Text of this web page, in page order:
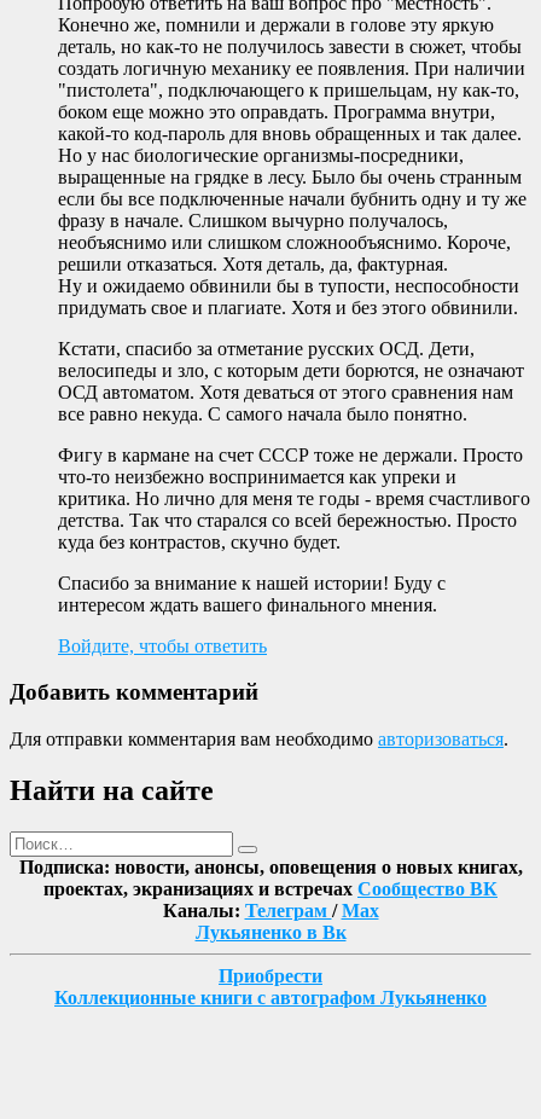
Конечно же, помнили и держали в голове эту яркую
деталь, но как-то не получилось завести в сюжет, чтобы
создать логичную механику ее появления. При наличии
"пистолета", подключающего к пришельцам, ну как-то,
боком еще можно это оправдать. Программа внутри,
какой-то код-пароль для вновь обращенных и так далее.
Но у нас биологические организмы-посредники,
выращенные на грядке в лесу. Было бы очень странным
если бы все подключенные начали бубнить одну и ту же
фразу в начале. Слишком вычурно получалось,
необъяснимо или слишком сложнообъяснимо. Короче,
решили отказаться. Хотя деталь, да, фактурная.
Ну и ожидаемо обвинили бы в тупости, неспособности
придумать свое и плагиате. Хотя и без этого обвинили.
Кстати, спасибо за отметание русских ОСД. Дети,
велосипеды и зло, с которым дети борются, не означают
ОСД автоматом. Хотя деваться от этого сравнения нам
все равно некуда. С самого начала было понятно.
Фигу в кармане на счет СССР тоже не держали. Просто
что-то неизбежно воспринимается как упреки и
критика. Но лично для меня те годы - время счастливого
детства. Так что старался со всей бережностью. Просто
куда без контрастов, скучно будет.
Спасибо за внимание к нашей истории! Буду с
интересом ждать вашего финального мнения.
Войдите, чтобы ответить
Добавить комментарий
Для отправки комментария вам необходимо авторизоваться.
Найти на сайте
Поиск
Найти
Подписка: новости, анонсы, оповещения о новых книгах,
проектах, экранизациях и встречах Сообщество ВК
Каналы: Телеграм /Max
Лукьяненко в Вк
Приобрести
Коллекционные книги с автографом Лукьяненко